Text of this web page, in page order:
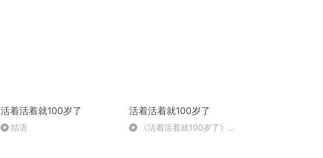
活着活着就100岁了
结语
活着活着就100岁了
《活着活着就100岁了》